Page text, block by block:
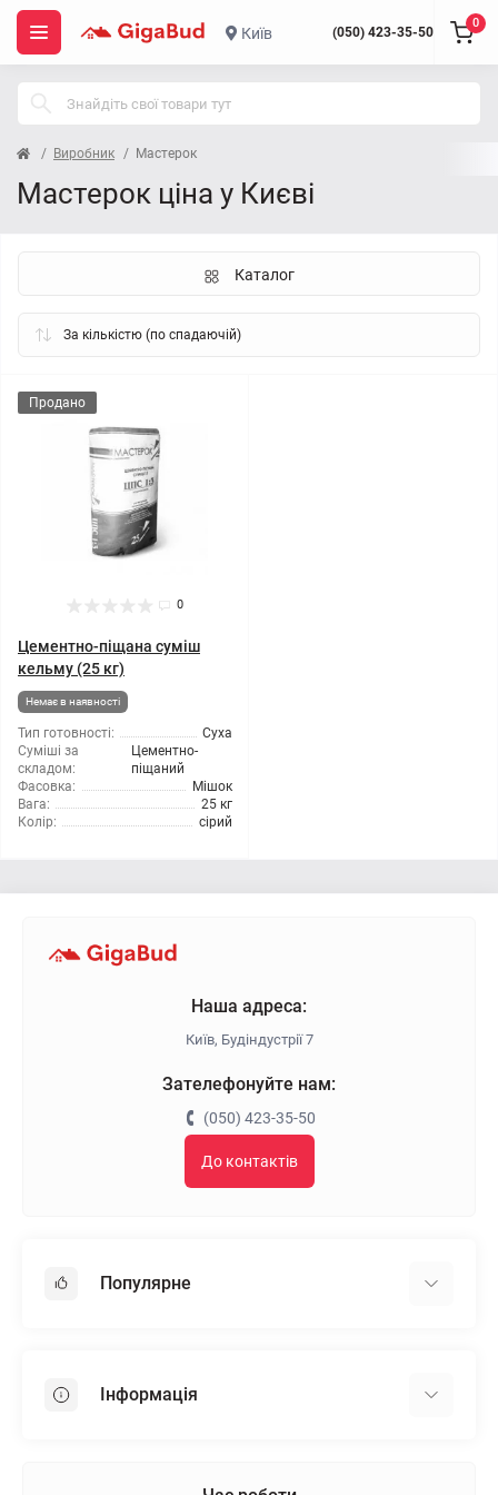
Київ (050) 423-35-50
0
Виробник Мастерок
Мастерок ціна у Києві
Каталог
Продано
0
Цементно-піщана суміш
кельму (25 кг)
Немає в наявності
Тип готовності:
Суха
Суміші за
складом:
Цементно-
піщаний
Фасовка:
Мішок
Вага:
25 кг
Колір:
сірий
Наша адреса:
Київ, Будіндустрії 7
Зателефонуйте нам:
(050) 423-35-50
До контактів
Популярне
Пінопласт
Інформація